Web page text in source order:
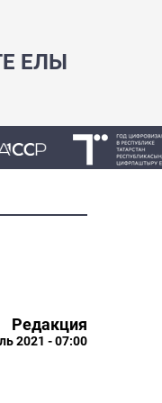
ЕЛЫ
Редакция
2021 - 07:00